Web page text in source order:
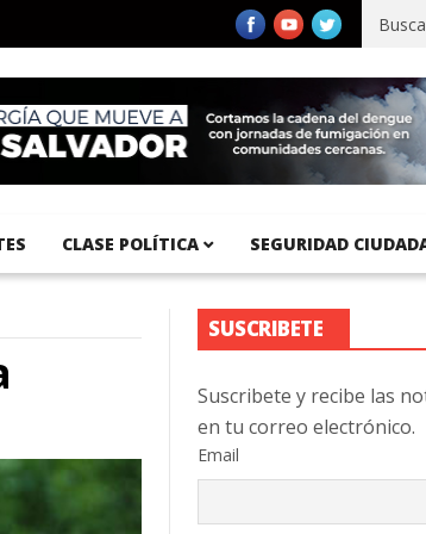
Internacional del Pacífico registra 92 % de
CLASE POLÍTICA SEGURIDAD
SUSCRIBETE
Suscribete y recibe las
en tu correo electrónico.
Email